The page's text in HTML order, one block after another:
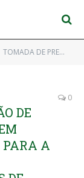
TOMADA DE PREÇOS Nº 202206150007 (CONTRATAÇÃO DE EMPRESA ESPECIALIZADA EM SERVIÇOS DE ENGENHARIA PARA A EXECUÇÃO DA OBRA DE CONSTRUÇÃO DAS ESCOLAS DE ENSINO FUNDAMENTAL)
DE
PARA A
0